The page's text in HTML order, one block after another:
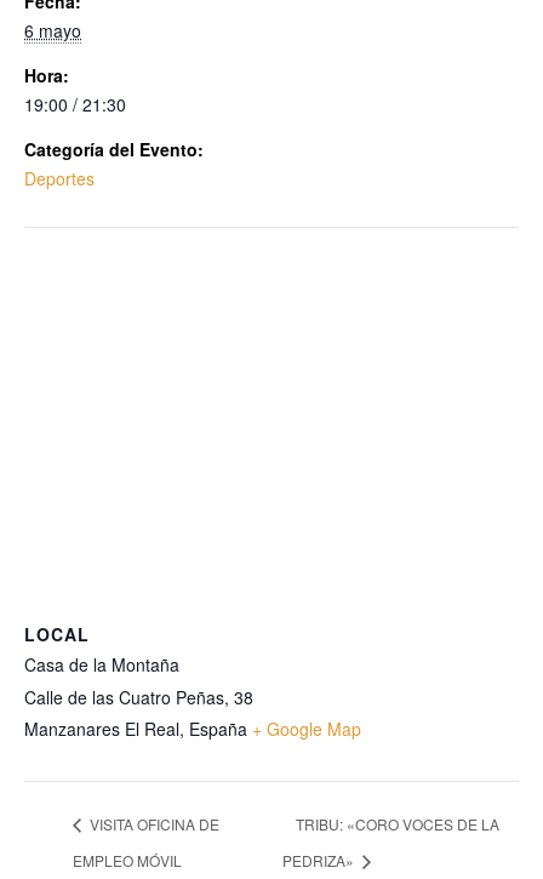
6 mayo
Hora:
19:00 / 21:30
Categoría del Evento:
Deportes
LOCAL
Casa de la Montaña
Calle de las Cuatro Peñas, 38
Manzanares El Real, España + Google Map
VISITA OFICINA DE
EMPLEO MÓVIL
TRIBU: «CORO VOCES DE LA
PEDRIZA»